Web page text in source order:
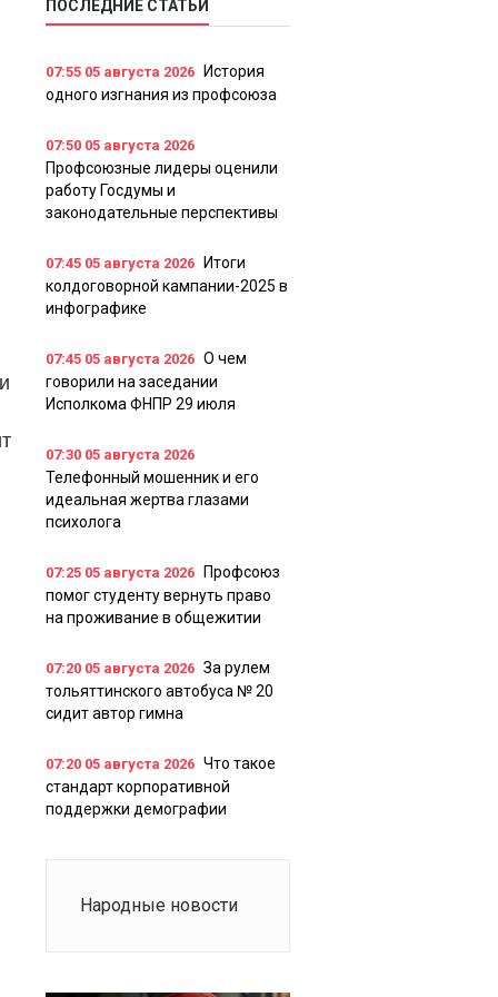
ПОСЛЕДНИЕ СТАТЬИ
07:55 05 августа 2026
История
одного изгнания из профсоюза
07:50 05 августа 2026
Профсоюзные лидеры оценили
работу Госдумы и
законодательные перспективы
07:45 05 августа 2026
Итоги
колдоговорной кампании-2025 в
инфографике
07:45 05 августа 2026 О чем
говорили на заседании
Исполкома ФНПР 29 июля
07:30 05 августа 2026
Телефонный мошенник и его
идеальная жертва глазами
психолога
07:25 05 августа 2026
Профсоюз
помог студенту вернуть право
на проживание в общежитии
07:20 05 августа 2026 За рулем
тольяттинского автобуса № 20
сидит автор гимна
07:20 05 августа 2026 Что такое
стандарт корпоративной
поддержки демографии
Народные новости